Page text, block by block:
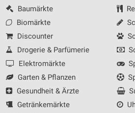
Baumärkte
Biomärkte
Discounter
Drogerie & Parfümerie
Elektromärkte
Garten & Pflanzen
Gesundheit & Ärzte
Getränkemärkte